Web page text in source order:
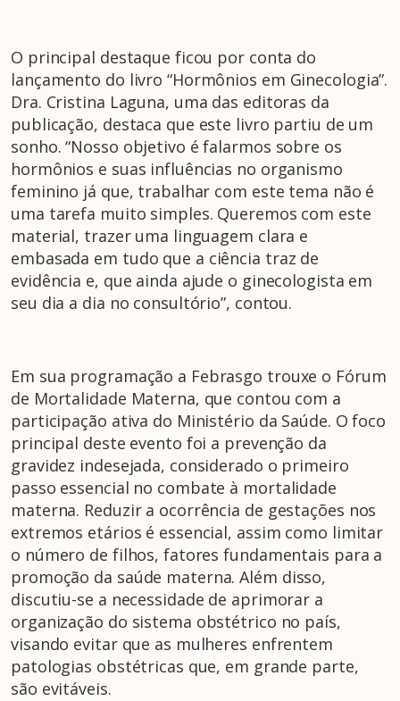
O principal destaque ficou por conta do
lançamento do livro “Hormônios em Ginecologia”.
Dra. Cristina Laguna, uma das editoras da
publicação, destaca que este livro partiu de um
sonho. “Nosso objetivo é falarmos sobre os
hormônios e suas influências no organismo
feminino já que, trabalhar com este tema não é
uma tarefa muito simples. Queremos com este
material, trazer uma linguagem clara e
embasada em tudo que a ciência traz de
evidência e, que ainda ajude o ginecologista em
seu dia a dia no consultório”, contou.
Em sua programação a Febrasgo trouxe o Fórum
de Mortalidade Materna, que contou com a
participação ativa do Ministério da Saúde. O foco
principal deste evento foi a prevenção da
gravidez indesejada, considerado o primeiro
passo essencial no combate à mortalidade
materna. Reduzir a ocorrência de gestações nos
extremos etários é essencial, assim como limitar
o número de filhos, fatores fundamentais para a
promoção da saúde materna. Além disso,
discutiu-se a necessidade de aprimorar a
organização do sistema obstétrico no país,
visando evitar que as mulheres enfrentem
patologias obstétricas que, em grande parte,
são evitáveis.